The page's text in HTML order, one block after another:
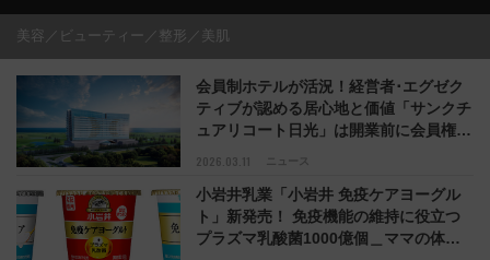
美容／ビューティー／整形／美肌
2026.03.11 ニュース
会員制ホテルが活況！経営者･エグゼク
ティブが認める居心地と価値「サンクチ
ュアリコート日光」は開業前に会員権完
小岩井乳業「小岩井 免疫ケアヨーグル
ト」新発売！ 免疫機能の維持に役立つ
プラズマ乳酸菌1000億個＿ママの体調